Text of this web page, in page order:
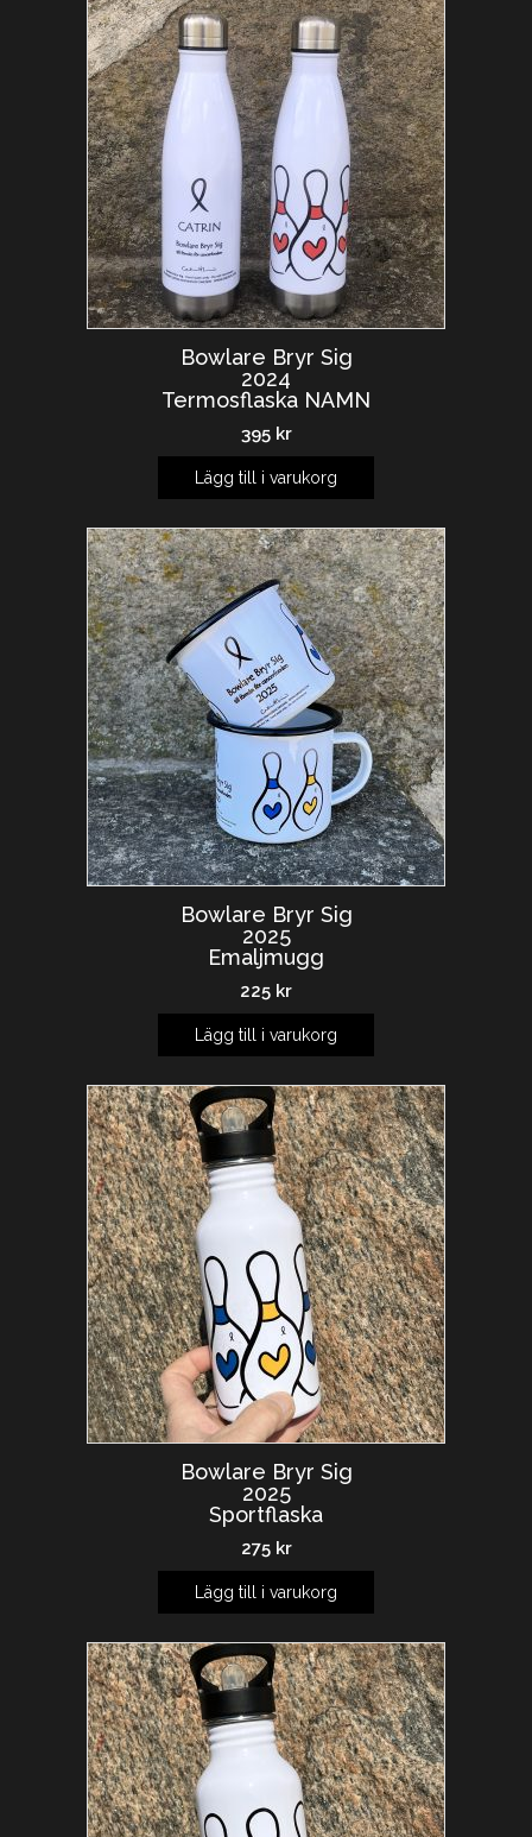
Bowlare Bryr Sig
2024
Termosflaska NAMN
395 kr
Lägg till i varukorg
Bowlare Bryr Sig
2025
Emaljmugg
225 kr
Lägg till i varukorg
Bowlare Bryr Sig
2025
Sportflaska
275 kr
Lägg till i varukorg